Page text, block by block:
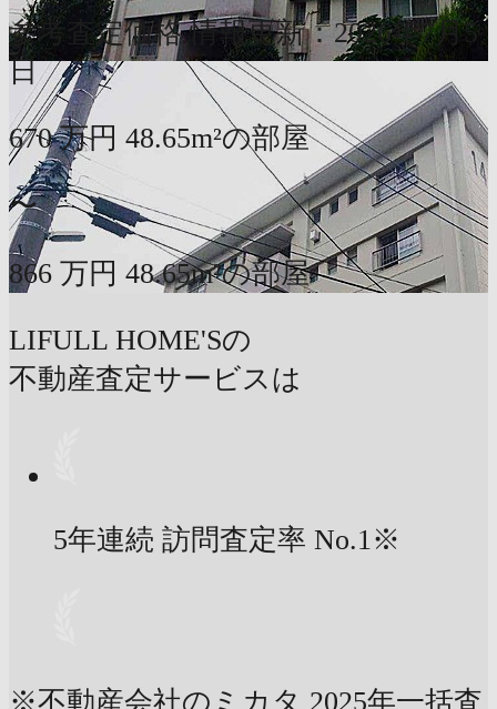
参考査定価格 情報更新：2026年7月5
日
670 万円 48.65m²の部屋
〜
866 万円 48.65m²の部屋
LIFULL HOME'Sの
不動産査定サービスは
5年連続 訪問査定率 No.1※
※不動産会社のミカタ 2025年一括査